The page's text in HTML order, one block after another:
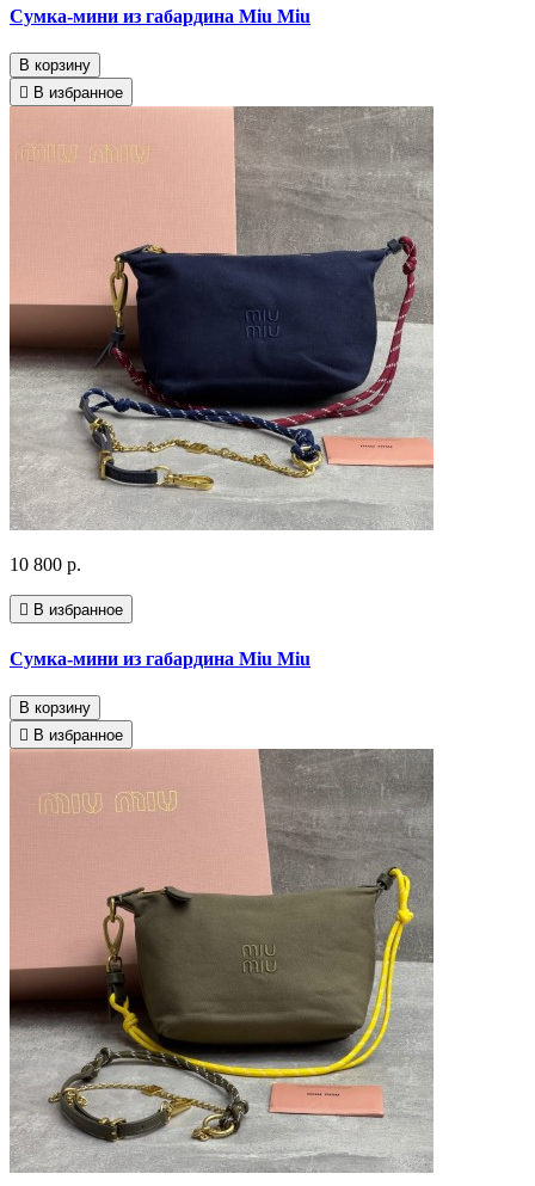
Сумка-мини из габардина Miu Miu
В корзину
В избранное
10 800 р.
В избранное
Сумка-мини из габардина Miu Miu
В корзину
В избранное